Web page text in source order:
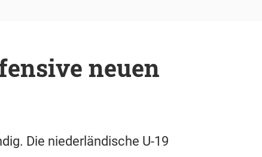
neuen
Die niederländische U-19